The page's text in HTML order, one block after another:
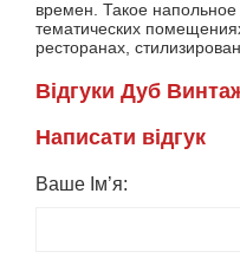
времен. Такое
тематических
ресторанах,
Вiдгуки Дуб
Написати вiдгук
Ваше Ім’я: